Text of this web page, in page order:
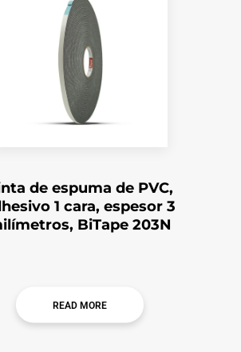
de espuma de PVC,
1 cara, espesor 3
BiTape 203N
READ MORE